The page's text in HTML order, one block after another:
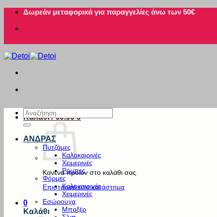
Μετάβαση
περιεχόμενο
Δωρεάν μεταφορικά για παραγγελίες άνω των 50€
Καλάθι /€0.00 0
Κανένα προϊόν στο καλάθι σας.
Επιστροφή στο κατάστημα
0
Καλάθι
Αναζήτηση
για:
ΑΝΔΡΑΣ
Πυτζάμες
Καλοκαιρινές
Χειμερινές
Ρόμπες
Φόρμες
Καλοκαιρινές
Χειμερινές
Εσώρουχα
Μποξέρ